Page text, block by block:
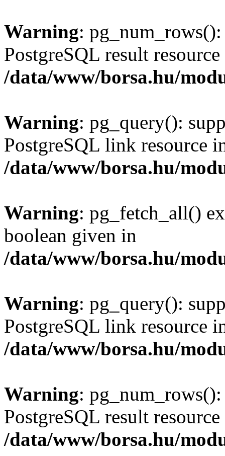
Warning:
PostgreSQL result
/data/www/borsa.hu/
Warning: pg_query():
PostgreSQL link resource
/data/www/borsa.hu/
Warning: pg_fetch_all()
boolean given in
/data/www/borsa.hu/
Warning: pg_query():
PostgreSQL link resource
/data/www/borsa.hu/
Warning:
PostgreSQL result
/data/www/borsa.hu/